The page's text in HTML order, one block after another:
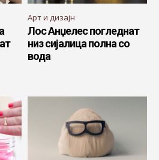
Арт и дизајн
Лос Анџелес погледнат
низ сијалица полна со
вода